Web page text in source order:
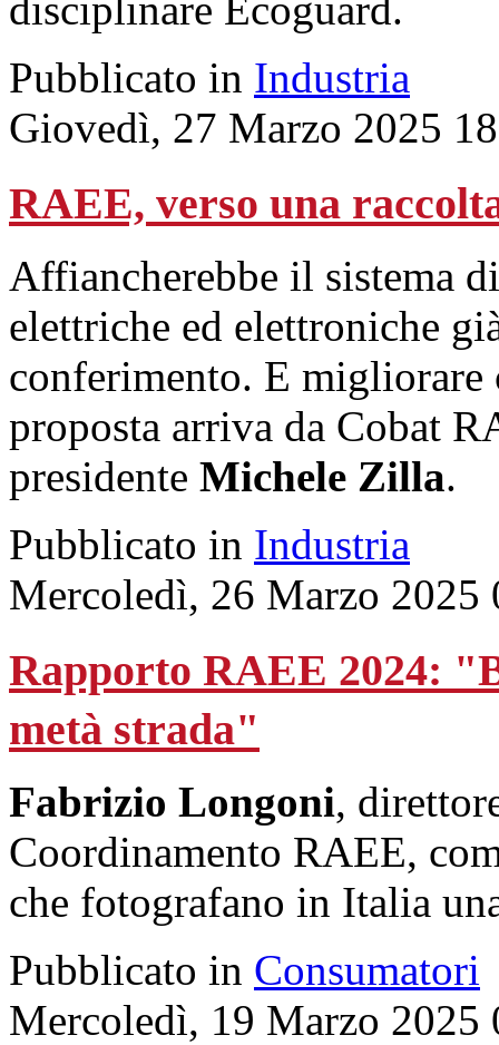
disciplinare Ecoguard.
Pubblicato in Industria
Giovedì, 27 Marzo 2025
RAEE, verso una
Affiancherebbe il sistema
elettriche ed elettroniche
conferimento. E
proposta arriva da Cobat
presidente Michele Zilla.
Pubblicato in Industria
Mercoledì, 26 Marzo 2025
Rapporto RAEE 2024:
metà strada"
Fabrizio Longoni,
Coordinamento RAEE,
che fotografano in Italia
Pubblicato in Consumatori
Mercoledì, 19 Marzo 2025